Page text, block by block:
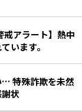
戒アラート】熱中
います。
特殊詐欺を未然
状